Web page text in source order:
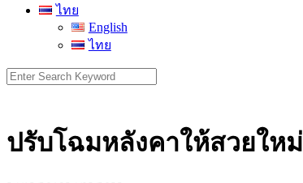
ไทย
English
ไทย
Search
for:
ปรับโฉมหลังคาให้สวยให